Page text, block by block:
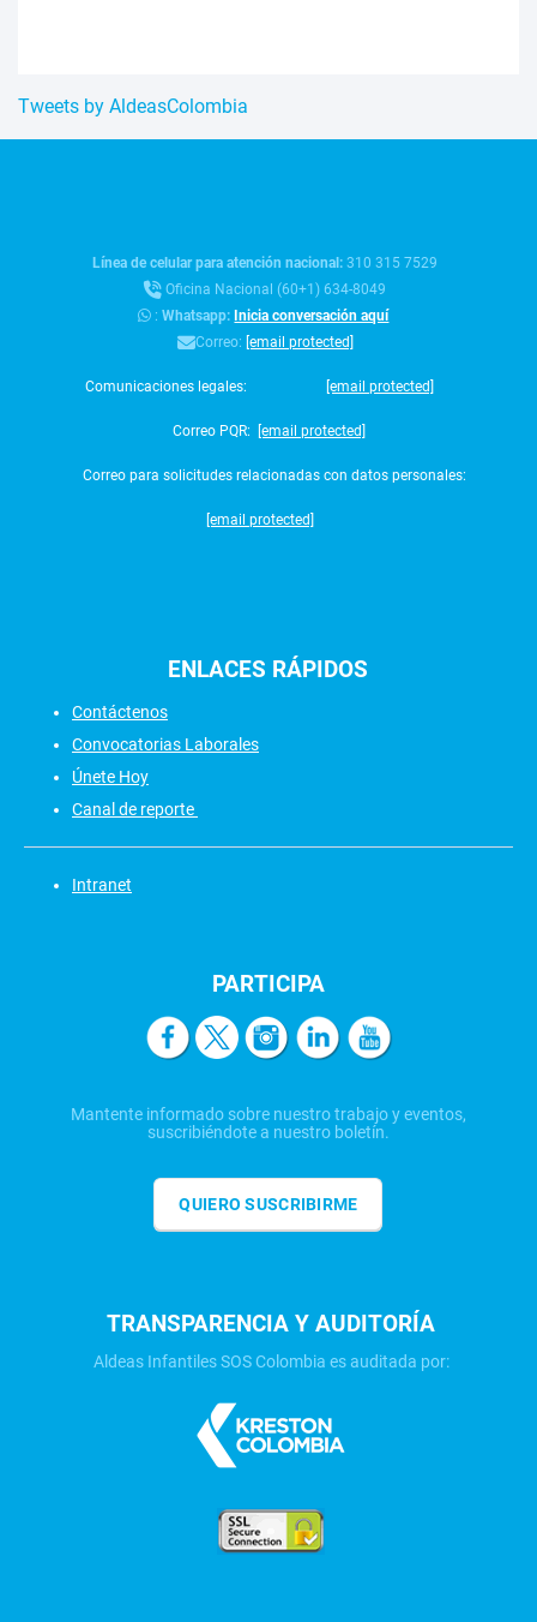
Tweets by AldeasColombia
Línea de celular para atención nacional:310 315 7529
Oficina Nacional (60+1) 634-8049
:Whatsapp: Inicia conversación aquí
Correo: [email protected]
Comunicaciones legales: [email protected]
Correo PQR: [email protected]
Correo para solicitudes relacionadas con datos personales:
[email protected]
ENLACES RÁPIDOS
Contáctenos
Convocatorias Laborales
Únete Hoy
Canal de reporte
Intranet
PARTICIPA
Mantente informado sobre nuestro trabajo y eventos,
suscribiéndote a nuestro boletín.
QUIERO SUSCRIBIRME
TRANSPARENCIA Y AUDITORÍA
Aldeas Infantiles SOS Colombia es auditada por: